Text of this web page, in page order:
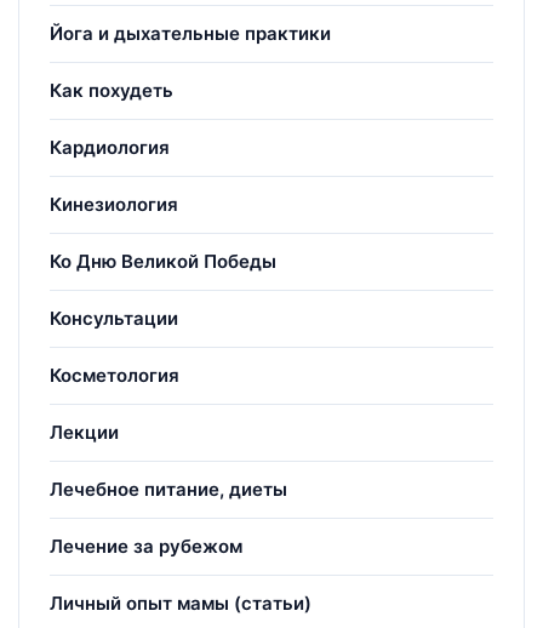
Йога и дыхательные практики
Как похудеть
Кардиология
Кинезиология
Ко Дню Великой Победы
Консультации
Косметология
Лекции
Лечебное питание, диеты
Лечение за рубежом
Личный опыт мамы (статьи)